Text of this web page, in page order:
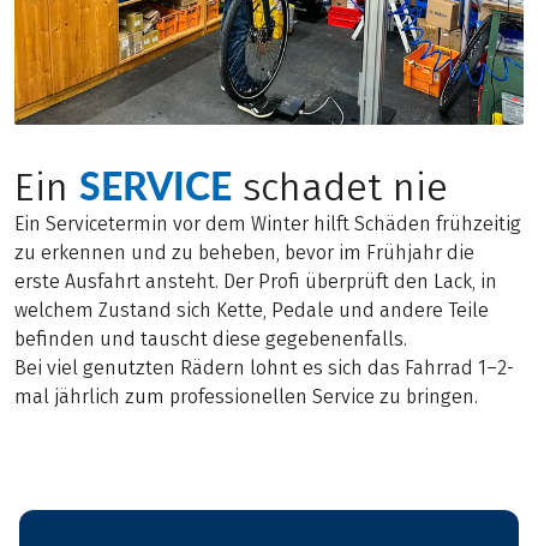
Ein SERVICE schadet nie
Ein Servicetermin vor dem Winter hilft Schäden frühzeitig
zu erkennen und zu beheben, bevor im Frühjahr die
erste Ausfahrt ansteht. Der Profi überprüft den Lack, in
welchem Zustand sich Kette, Pedale und andere Teile
befinden und tauscht diese gegebenenfalls.
Bei viel genutzten Rädern lohnt es sich das Fahrrad 1–2-
mal jährlich zum professionellen Service zu bringen.